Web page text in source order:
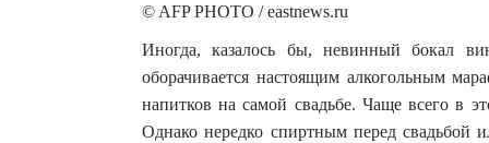
© AFP PHOTO / eastnews.ru
Иногда, казалось бы, невинный бокал
оборачивается настоящим алкогольным
напитков на самой свадьбе. Чаще всего в
Однако нередко спиртным перед свадьбой